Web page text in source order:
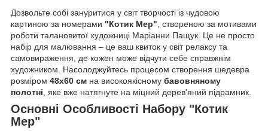
Дозвольте собі зануритися у світ творчості із чудовою
картиною за номерами "Котик Мер", створеною за мотивами
роботи талановитої художниці Маріанни Пащук. Це не просто
набір для малювання – це ваш квиток у світ релаксу та
самовираження, де кожен може відчути себе справжнім
художником. Насолоджуйтесь процесом створення шедевра
розміром 48x60 см на високоякісному бавовняному
полотні, яке вже натягнуте на міцний дерев'яний підрамник.
Основні Особливості Набору "Котик
Мер"